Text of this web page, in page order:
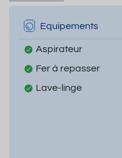
Equipements
Aspirateur
Fer à repasser
Lave-linge